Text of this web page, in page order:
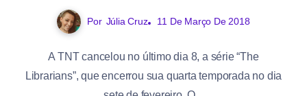
Por Júlia Cruz 11 De Março De 2018
A TNT cancelou no último dia 8, a série “The
Librarians”, que encerrou sua quarta temporada no dia